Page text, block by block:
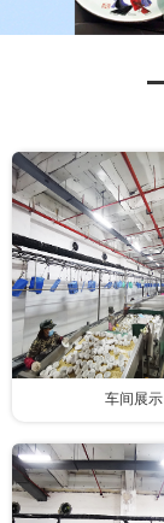
车间展示
消毒流程
联系我们